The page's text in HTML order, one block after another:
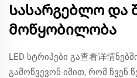
Სასარგებლო და
მოწყობილობა
LED სტრიპები გა查看详情
გამოწვევონ იმით, რომ ჩვენ